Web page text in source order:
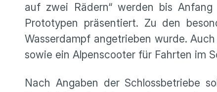
auf zwei Rädern“ werden bis
Prototypen präsentiert. Zu den
Wasserdampf angetrieben wurde.
sowie ein Alpenscooter für Fahrten im
Nach Angaben der Schlossbetriebe